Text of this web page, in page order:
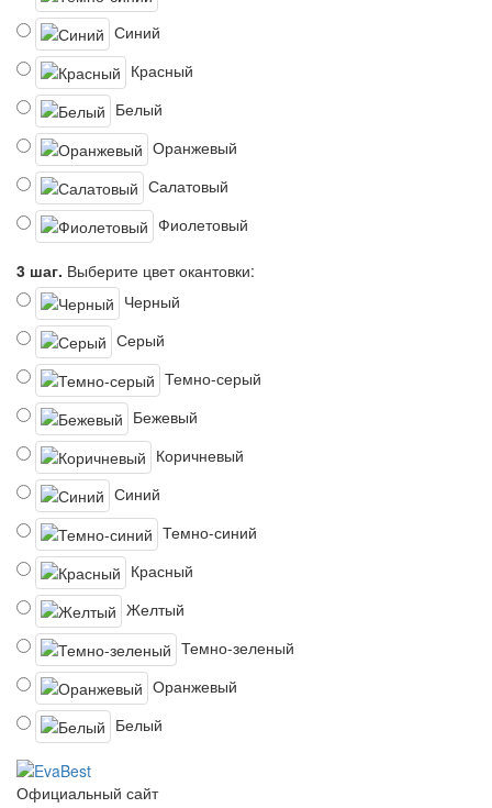
Синий
Красный
Белый
Оранжевый
Салатовый
Фиолетовый
3 шаг. Выберите цвет окантовки:
Черный
Серый
Темно-серый
Бежевый
Коричневый
Синий
Темно-синий
Красный
Желтый
Темно-зеленый
Оранжевый
Белый
Официальный сайт